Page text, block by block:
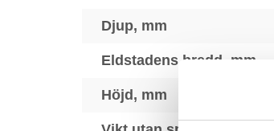
Djup, mm
Eldstadens bredd, mm
Höjd, mm